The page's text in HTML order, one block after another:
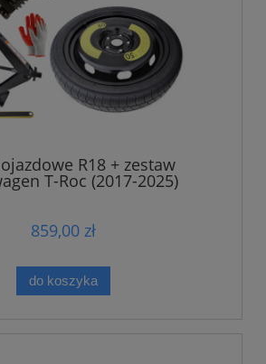
R18 + zestaw
T-Roc (2017-2025)
859,00 zł
do koszyka